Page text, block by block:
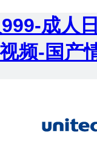
成人
频-国产